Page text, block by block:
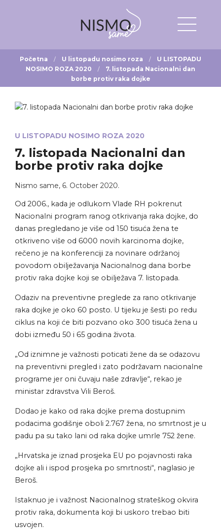
Početna U listopadu nosimo roza
U LISTOPADU
NOSIMO ROZA 2020
7. listopada Nacionalni dan
borbe protiv raka dojke
U LISTOPADU NOSIMO ROZA 2020
7. listopada Nacionalni dan
borbe protiv raka dojke
Nismo same, 6. October 2020.
Od 2006., kada je odlukom Vlade RH pokrenut
Nacionalni program ranog otkrivanja raka dojke, do
danas pregledano je više od 150 tisuća žena te
otkriveno više od 6000 novih karcinoma dojke,
rečeno je na konferenciji za novinare održanoj
povodom obilježavanja Nacionalnog dana borbe
protiv raka dojke koji se obilježava 7. listopada.
Odaziv na preventivne preglede za rano otkrivanje
raka dojke je oko 60 posto. U tijeku je šesti po redu
ciklus na koji će biti pozvano oko 300 tisuća žena u
dobi između 50 i 65 godina života.
„Od iznimne je važnosti poticati žene da se odazovu
na preventivni pregled i zato podržavam nacionalne
programe jer oni čuvaju naše zdravlje“, rekao je
ministar zdravstva Vili Beroš.
Dodao je kako od raka dojke prema dostupnim
podacima godišnje oboli 2.767 žena, no smrtnost je u
padu pa su tako lani od raka dojke umrle 752 žene.
„Hrvatska je iznad prosjeka EU po pojavnosti raka
dojke ali i ispod prosjeka po smrtnosti“, naglasio je
Beroš.
Istaknuo je i važnost Nacionalnog strateškog okvira
protiv raka, dokumenta koji bi uskoro trebao biti
usvojen.